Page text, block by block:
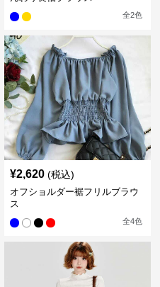
全2色
¥2,620 (税込)
オフショルダー裾フリルブラウ
ス
全4色